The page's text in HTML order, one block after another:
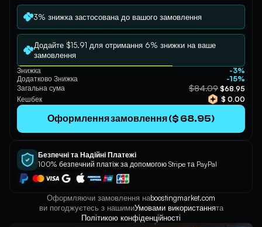
Застосувати
3% знижка застосована до вашого замовлення
Додайте $15.91 для отримання 6% знижки на ваше
замовлення
Знижка
-3%
Додатково Знижка
-15%
Загальна сума
$84.09 $68.95
Кешбек
$ 0.00
Оформлення замовлення ($ 68.95)
Безпечні та Надійні Платежі
100% безпечний платіж за допомогою Stripe та PayPal
Оформляючи замовлення наboostingmarket.com
ви погоджуєтесь з нашимиУмовами використаннята
Політикою конфіденційності